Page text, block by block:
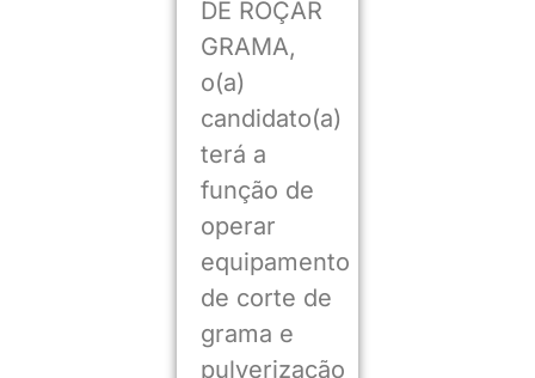
DE ROÇAR
GRAMA,
o(a)
candidato(a)
terá a
função de
operar
equipamento
de corte de
grama e
pulverização